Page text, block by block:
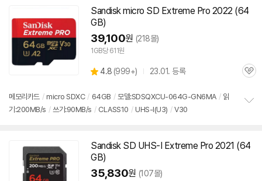
Sandisk micro SD Extreme Pro 2022 (64
GB)
39,100원 (218몰)
1GB당 611원
별
4.8 (상
리
뷰
999+) 23.01. 등록
관
메모리 카드 / micro SDXC / 64GB / 모델:SDSQXCU-064G-GN6MA / 읽
기:200MB/s / 쓰기:90MB/s / CLASS10 / UHS-I(U3) / V30
치
Sandisk SD UHS-I Extreme Pro 2021 (64
GB)
35,830원 (107몰)